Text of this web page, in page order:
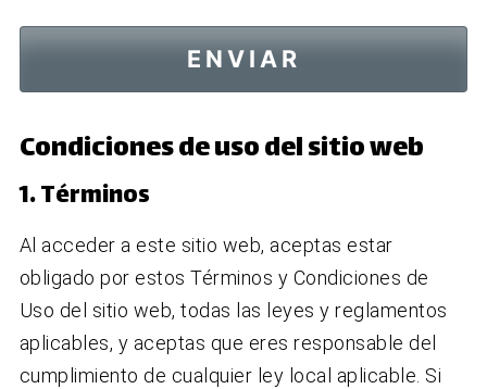
Condiciones de uso del sitio web
1. Términos
Al acceder a este sitio web, aceptas estar
obligado por estos Términos y Condiciones de
Uso del sitio web, todas las leyes y reglamentos
aplicables, y aceptas que eres responsable del
cumplimiento de cualquier ley local aplicable. Si